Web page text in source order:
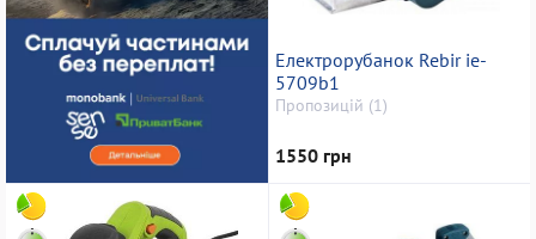
Електрорубанок Rebir ie-
5709b1
Пропозицій (1)
1550 грн